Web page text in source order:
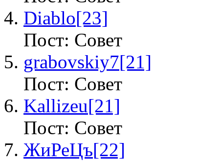
Diablo[23]
Пост: Совет
grabovskiy7[21]
Пост: Совет
Kallizeu[21]
Пост: Совет
ЖиРеЦъ[22]